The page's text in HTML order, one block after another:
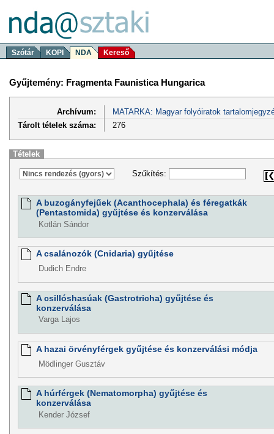
Szótár KOPI NDA Kereső
Gyűjtemény: Fragmenta Faunistica Hungarica
Archívum:
MATARKA: Magyar folyóiratok
Tárolt tételek száma:
276
Tételek
Szűkítés:
A buzogányfejűek (Acanthocephala) és féregatkák
(Pentastomida) gyűjtése és konzerválása
Kotlán Sándor
A csalánozók (Cnidaria) gyűjtése
Dudich Endre
A csillóshasúak (Gastrotricha) gyűjtése és
konzerválása
Varga Lajos
A hazai örvényférgek gyűjtése és konzerválási módja
Mödlinger Gusztáv
A húrférgek (Nematomorpha) gyűjtése és
konzerválása
Kender József